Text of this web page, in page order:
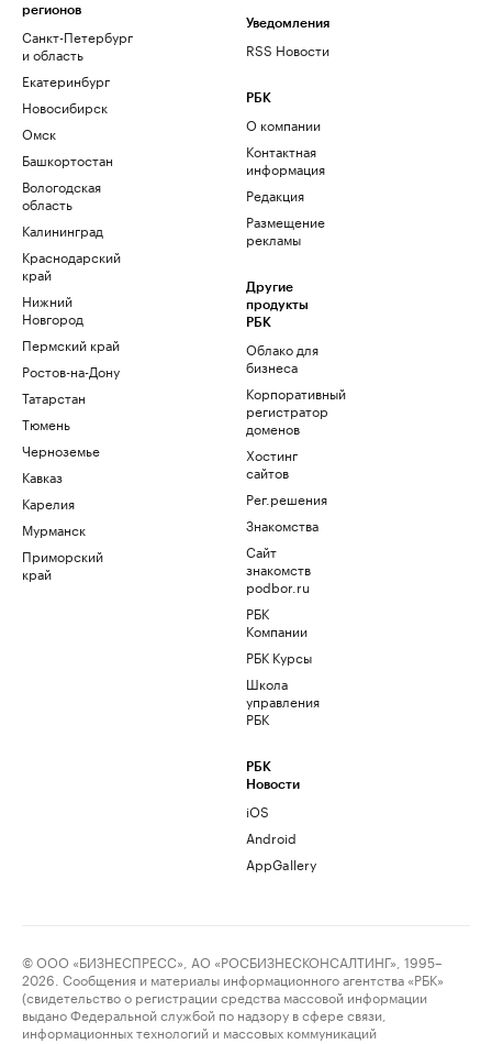
регионов
Санкт-Петербург
и область
Екатеринбург
Новосибирск
Омск
Башкортостан
Вологодская
область
Калининград
Краснодарский
край
Нижний
Новгород
Пермский край
Ростов-на-Дону
Татарстан
Тюмень
Черноземье
Кавказ
Карелия
Мурманск
Приморский
край
Уведомления
RSS Новости
РБК
О компании
Контактная
информация
Редакция
Размещение
рекламы
Другие
продукты
РБК
Облако для
бизнеса
Корпоративный
регистратор
доменов
Хостинг
сайтов
Рег.решения
Знакомства
Сайт
знакомств
podbor.ru
РБК
Компании
РБК Курсы
Школа
управления
РБК
РБК
Новости
iOS
Android
AppGallery
© ООО «БИЗНЕСПРЕСС», АО «РОСБИЗНЕСКОНСАЛТИНГ», 1995–
2026. Сообщения и материалы информационного агентства «РБК»
(свидетельство о регистрации средства массовой информации
выдано Федеральной службой по надзору в сфере связи,
информационных технологий и массовых коммуникаций